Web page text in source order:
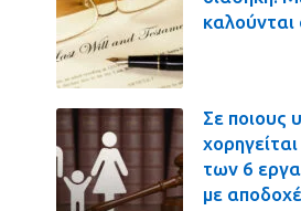
καλούνται
Σε ποιους
των 6
με